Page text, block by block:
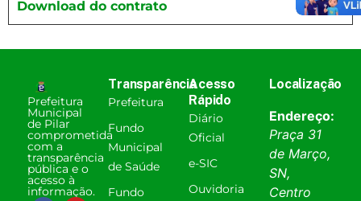
Download do contrato
Prefeitura
Municipal
de Pilar
comprometida
com a
transparência
pública e o
acesso à
informação.
Transparência
Prefeitura
Fundo
Municipal
de Saúde
Fundo
Acesso
Rápido
Diário
Oficial
e-SIC
Ouvidoria
Localização
Endereço:
Praça 31
de Março,
SN,
Centro